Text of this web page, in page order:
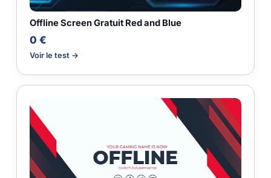
Offline Screen Gratuit Red and Blue
0 €
Voir le test →